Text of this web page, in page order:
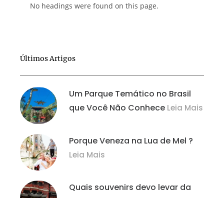
No headings were found on this page.
Últimos Artigos
Um Parque Temático no Brasil
que Você Não Conhece Leia Mais
Porque Veneza na Lua de Mel ?
Leia Mais
Quais souvenirs devo levar da